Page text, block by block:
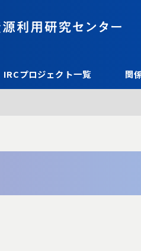
IRCプロジェクト一覧 関